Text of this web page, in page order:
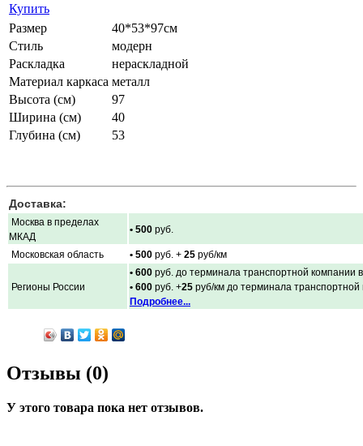
Купить
Размер
40*53*97см
Стиль
модерн
Раскладка
нераскладной
Материал каркаса металл
Высота (см)
97
Ширина (см)
40
Глубина (см)
53
Доставка:
Москва в пределах
МКАД
• 500 руб.
Московская область • 500 руб. + 25 руб/км
Регионы России
• 600 руб. до терминала транспортной компании
• 600 руб. +25 руб/км до терминала
Подробнее...
Отзывы (0)
У этого товара пока нет отзывов.